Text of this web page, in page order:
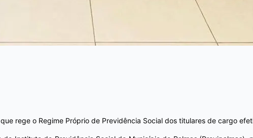
rege o Regime Próprio de Previdência Social dos titulares de cargo